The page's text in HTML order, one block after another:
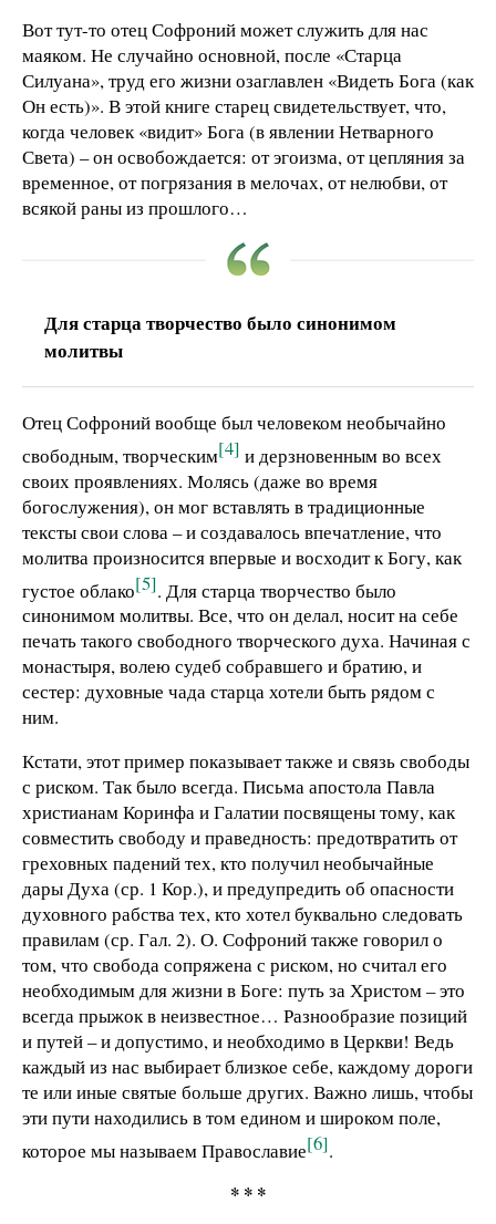
Вот тут-то отец Софроний может служить для нас
маяком. Не случайно основной, после «Старца
Силуана», труд его жизни озаглавлен «Видеть Бога (как
Он есть)». В этой книге старец свидетельствует, что,
когда человек «видит» Бога (в явлении Нетварного
Света) – он освобождается: от эгоизма, от цепляния за
временное, от погрязания в мелочах, от нелюбви, от
всякой раны из прошлого…
Для старца творчество было синонимом
молитвы
Отец Софроний вообще был человеком необычайно
свободным, творческим[4] и дерзновенным во всех
своих проявлениях. Молясь (даже во время
богослужения), он мог вставлять в традиционные
тексты свои слова – и создавалось впечатление, что
молитва произносится впервые и восходит к Богу, как
густое облако[5]. Для старца творчество было
синонимом молитвы. Все, что он делал, носит на себе
печать такого свободного творческого духа. Начиная с
монастыря, волею судеб собравшего и братию, и
сестер: духовные чада старца хотели быть рядом с
ним.
Кстати, этот пример показывает также и связь свободы
с риском. Так было всегда. Письма апостола Павла
христианам Коринфа и Галатии посвящены тому, как
совместить свободу и праведность: предотвратить от
греховных падений тех, кто получил необычайные
дары Духа (ср. 1 Кор.), и предупредить об опасности
духовного рабства тех, кто хотел буквально следовать
правилам (ср. Гал. 2). О. Софроний также говорил о
том, что свобода сопряжена с риском, но считал его
необходимым для жизни в Боге: путь за Христом – это
всегда прыжок в неизвестное… Разнообразие позиций
и путей – и допустимо, и необходимо в Церкви! Ведь
каждый из нас выбирает близкое себе, каждому дороги
те или иные святые больше других. Важно лишь, чтобы
эти пути находились в том едином и широком поле,
которое мы называем Православие[6].
* * *